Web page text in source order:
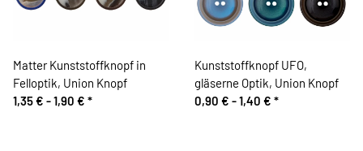
Matter Kunststoffknopf in
Felloptik, Union Knopf
1,35 € -1,90 € *
Kunststoffknopf UFO,
gläserne Optik, Union Knopf
0,90 € -1,40 € *